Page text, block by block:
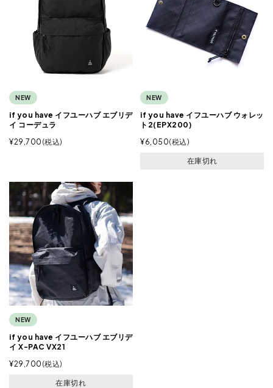
NEW
if you have イフユーハブ エブリデ
イ コーデュラ
¥29,700 税込
NEW
if you have イフユーハブ ウォレッ
ト2(EPX200)
¥6,050 税込
在庫切れ
NEW
if you have イフユーハブ エブリデ
イ X-PAC VX21
¥29,700 税込
在庫切れ